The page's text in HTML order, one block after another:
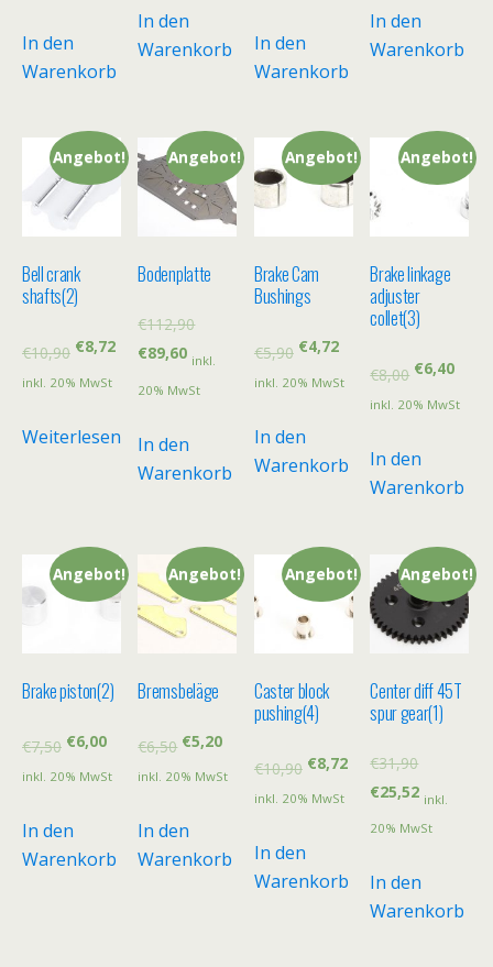
In den
Warenkorb
In den
Warenkorb
In den
Warenkorb
In den
Warenkorb
Angebot!
Bell crank
shafts(2)
€10,90 €8,72
inkl. 20% MwSt
Weiterlesen
Angebot!
Bodenplatte
€112,90
€89,60 inkl.
20% MwSt
In den
Warenkorb
Angebot!
Brake Cam
Bushings
€5,90 €4,72
inkl. 20% MwSt
In den
Warenkorb
Angebot!
Brake linkage
adjuster
collet(3)
€8,00 €6,40
inkl. 20% MwSt
In den
Warenkorb
Angebot!
Brake piston(2)
€7,50 €6,00
inkl. 20% MwSt
In den
Warenkorb
Angebot!
Bremsbeläge
€6,50 €5,20
inkl. 20% MwSt
In den
Warenkorb
Angebot!
Caster block
pushing(4)
€10,90 €8,72
inkl. 20% MwSt
In den
Warenkorb
Angebot!
Center diff 45T
spur gear(1)
€31,90
€25,52 inkl.
20% MwSt
In den
Warenkorb